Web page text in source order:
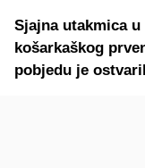
Sjajna utakmica
košarkaškog
pobjedu je